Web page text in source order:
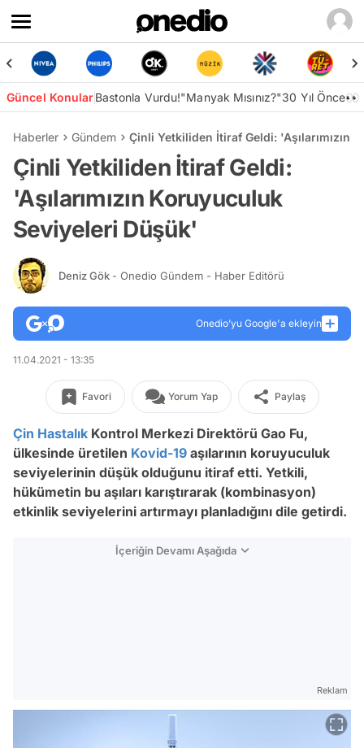
Güncel KonularBastonla Vurdu!"Manyak Mısınız?"30 Yıl Önce👀
Haberler Gündem Çinli Yetkiliden İtiraf Geldi: 'Aşılarımızın
Çinli Yetkiliden İtiraf Geldi:
'Aşılarımızın Koruyuculuk
Seviyeleri Düşük'
Deniz Gök - Onedio Gündem - Haber Editörü
Onedio’yu Google'a ekleyin
11.04.2021 - 13:35
Favori Yorum Yap Paylaş
Çin Hastalık Kontrol Merkezi Direktörü Gao Fu,
ülkesinde üretilen Kovid-19 aşılarının koruyuculuk
seviyelerinin düşük olduğunu itiraf etti. Yetkili,
hükümetin bu aşıları karıştırarak (kombinasyon)
etkinlik seviyelerini artırmayı planladığını dile getirdi.
İçeriğin Devamı Aşağıda
Reklam